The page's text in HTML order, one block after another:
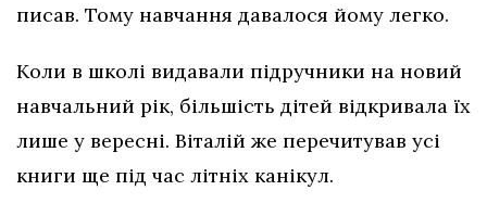
писав. Тому навчання давалося йому легко.
Коли в школі видавали підручники на новий
навчальний рік, більшість дітей відкривала їх
лише у вересні. Віталій же перечитував усі
книги ще під час літніх канікул.